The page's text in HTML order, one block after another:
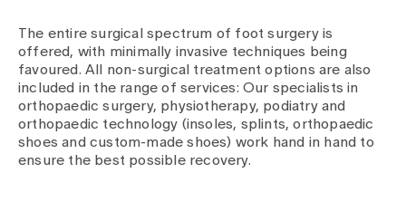
Events
About us
The entire surgical spectrum of foot surgery is
offered, with minimally invasive techniques being
favoured. All non-surgical treatment options are also
included in the range of services: Our specialists in
orthopaedic surgery, physiotherapy, podiatry and
orthopaedic technology (insoles, splints, orthopaedic
shoes and custom-made shoes) work hand in hand to
ensure the best possible recovery.